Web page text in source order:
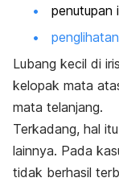
penutupan
Lubang kecil di
kelopak mata
mata telanjang.
Terkadang, hal
lainnya. Pada
tidak berhasil